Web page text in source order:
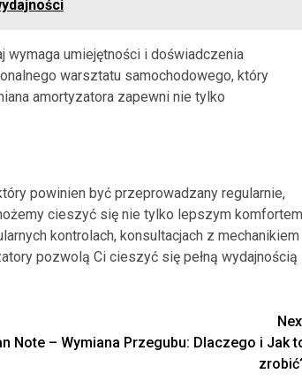
wymaga umiejętności i doświadczenia
warsztatu samochodowego, który
amortyzatora zapewni nie tylko
powinien być przeprowadzany regularnie,
cieszyć się nie tylko lepszym komfortem
kontrolach, konsultacjach z
pozwolą Ci cieszyć się pełną wydajnością
Note – Wymiana Przegubu: Dlaczego i Jak